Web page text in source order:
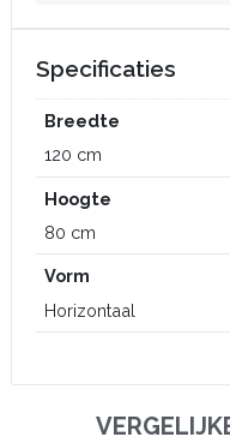
Specificaties
Breedte
120 cm
Hoogte
80 cm
Vorm
Horizontaal